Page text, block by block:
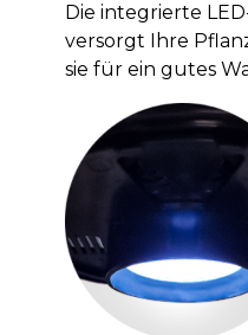
Die integrierte
versorgt Ihre
sie für ein gutes